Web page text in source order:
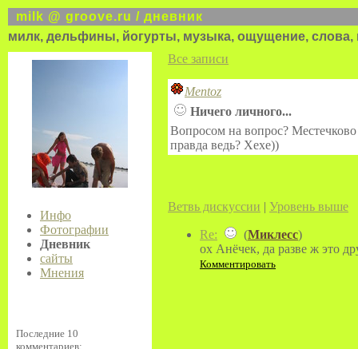
milk @ groove.ru / дневник
милк, дельфины, йогурты, музыка, ощущение, слова,
Инфо
Фотографии
Дневник
сайты
Мнения
Последние 10
комментариев:
Все записи
Mentoz
Ничего личного...
Вопросом на вопрос?
правда ведь? Хехе))
Ветвь дискуссии | Уровень выше
Re: (Миклесс)
ох Анёчек, да разве ж это
Комментировать